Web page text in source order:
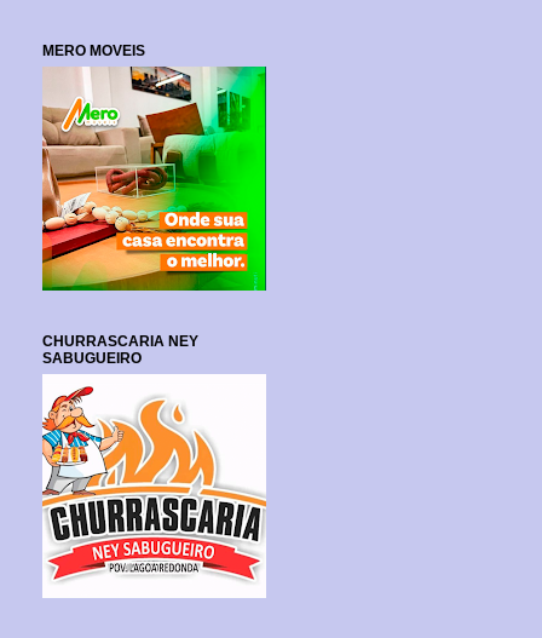
MERO MOVEIS
CHURRASCARIA NEY
SABUGUEIRO